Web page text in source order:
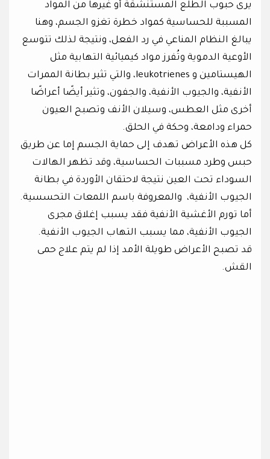
يرى حبوب الطلع المستنشقة أو غيرها من المواد
المسببة للحساسية كمواد خطرة تغزو الجسم، وهنا
يبالغ النظام المناعي في رد الفعل، ونتيجة لذلك تتوسع
الأوعية الدموية وتُفرز مواد كيميائية التهابية مثل
الهيستامين و leukotrienes، والتي تثير بطانة الممرات
الأنفية، والجيوب الأنفية، والجفون، وتثير أيضًا أعراضًا
أخرى مثل العطس، وسيلان الأنف وتصبح العيون
حمراء ودامعة، وحكة في الحلق.
كل هذه الأعراض تهدف إلى حماية الجسم إما عن طريق
حبس وطرد مسببات الحساسية، وقد تظهر الهالات
السوداء تحت العين نتيجة لاحتقان الأوردة في بطانة
الجيوب الأنفية، والمعروفة باسم اللمعات التحسسية.
أما تورم الأغشية الأنفية فقد يسبب إغلاق مجرى
الجيوب الأنفية، مما يسبب التهاب الجيوب الأنفية.
قد تصبح الأعراض طويلة الأمد إذا لم يتم علاج حمى
القش.